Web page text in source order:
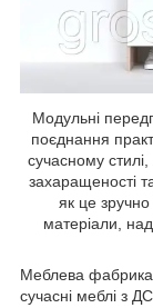
Модульні
поєднання
сучасному стилі,
захаращеності
як це зручно
матеріали,
Меблева фабрика
сучасні меблі з